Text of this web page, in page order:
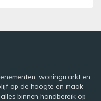
woningmarkt en
op de hoogte en maak
binnen handbereik op